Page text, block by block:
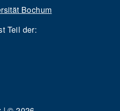
Bochum
Teil der: